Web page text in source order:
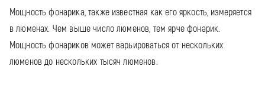
Мощность фонарика, также известная как его яркость, измеряется
в люменах. Чем выше число люменов, тем ярче фонарик.
Мощность фонариков может варьироваться от нескольких
люменов до нескольких тысяч люменов.